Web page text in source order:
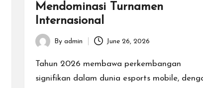
Mendominasi Turnamen
Internasional
Posted
by
By admin June 26, 2026
Tahun 2026 membawa perkembangan
signifikan dalam dunia esports mobile,